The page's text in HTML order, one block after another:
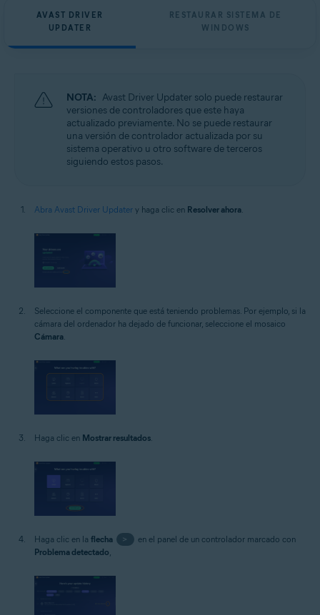
AVAST DRIVER
UPDATER
RESTAURAR SISTEMA DE
WINDOWS
NOTA: Avast Driver Updater solo puede restaurar
versiones de controladores que este haya
actualizado previamente. No se puede restaurar
una versión de controlador actualizada por su
sistema operativo u otro software de terceros
siguiendo estos pasos.
Abra Avast Driver Updater y haga clic en Resolver ahora.
Seleccione el componente que está teniendo problemas. Por ejemplo, si la
cámara del ordenador ha dejado de funcionar, seleccione el mosaico
Cámara.
Haga clic en Mostrar resultados
Haga clic en la flecha >
en el panel de un controlador marcado con
Problema detectado